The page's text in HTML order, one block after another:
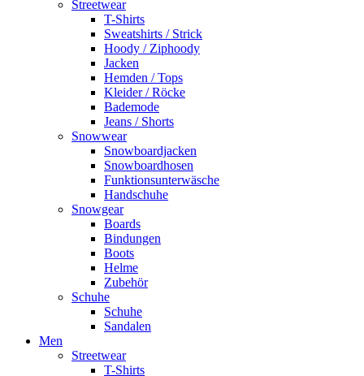
Streetwear
T-Shirts
Sweatshirts / Strick
Hoody / Ziphoody
Jacken
Hemden / Tops
Kleider / Röcke
Bademode
Jeans / Shorts
Snowwear
Snowboardjacken
Snowboardhosen
Funktionsunterwäsche
Handschuhe
Snowgear
Boards
Bindungen
Boots
Helme
Zubehör
Schuhe
Schuhe
Sandalen
Men
Streetwear
T-Shirts